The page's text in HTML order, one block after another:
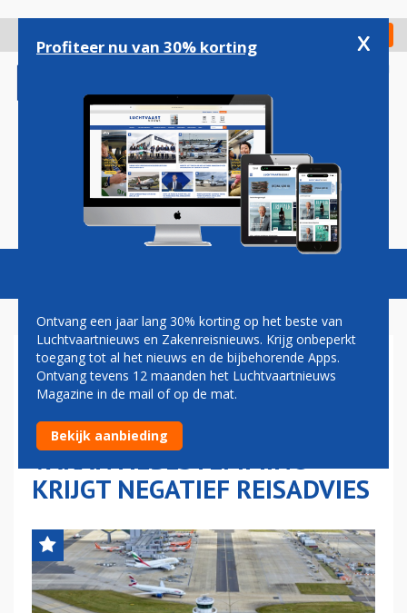
gaan
Check in
Magazine Podcasts Vacatures
DRAMA IN ENGELSE
LUCHTVAART: ENIGE
POPULAIRE
VAKANTIEBESTEMMING
KRIJGT NEGATIEF REISADVIES
Profiteer nu van 30% korting x
Ontvang een jaar lang 30% korting op het beste van
Luchtvaartnieuws en Zakenreisnieuws. Krijg onbeperkt
toegang tot al het nieuws en de bijbehorende Apps.
Ontvang tevens 12 maanden het Luchtvaartnieuws
Magazine in de mail of op de mat.
Bekijk aanbieding